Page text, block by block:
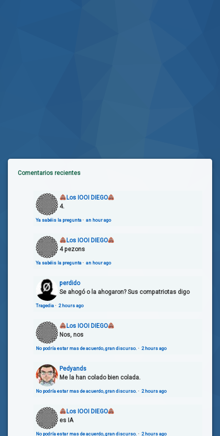
Comentarios recientes
Los IOOI DIEGO
4.
Ya sabéis la pregunta· an hour ago
Los IOOI DIEGO
4 pezons
Ya sabéis la pregunta· an hour ago
perdido
Se ahogó o la ahogaron? Sus compatriotas digo
Tragedia· 2 hours ago
Los IOOI DIEGO
Nos, nos
No podría estar mas de acuerdo, gran discurso. · 2 hours ago
Pedyands
Me la han colado bien colada.
No podría estar mas de acuerdo, gran discurso. · 2 hours ago
Los IOOI DIEGO
es IA
No podría estar mas de acuerdo, gran discurso. · 2 hours ago